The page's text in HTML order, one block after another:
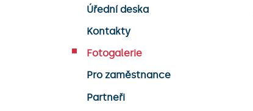
Úřední deska
Kontakty
Fotogalerie
Pro zaměstnance
Partneři